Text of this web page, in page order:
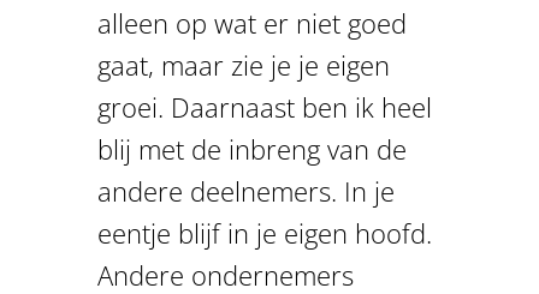
alleen op wat er niet goed
gaat, maar zie je je eigen
groei. Daarnaast ben ik heel
blij met de inbreng van de
andere deelnemers. In je
eentje blijf in je eigen hoofd.
Andere ondernemers